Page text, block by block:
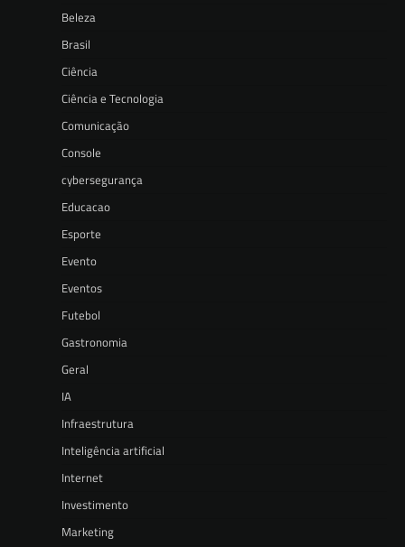
Beleza
Brasil
Ciência
Ciência e Tecnologia
Comunicação
Console
cybersegurança
Educacao
Esporte
Evento
Eventos
Futebol
Gastronomia
Geral
IA
Infraestrutura
Inteligência artificial
Internet
Investimento
Marketing